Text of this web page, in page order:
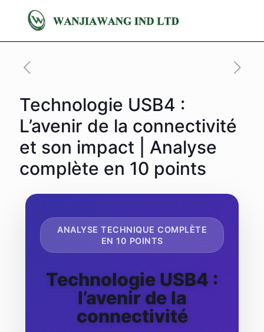
Technologie USB4 :
L’avenir de la connectivité
et son impact | Analyse
complète en 10 points
ANALYSE TECHNIQUE COMPLÈTE
EN 10 POINTS
Technologie USB4 :
l’avenir de la
connectivité